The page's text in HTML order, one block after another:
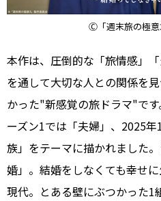
Ⓒ「週末旅の極意
本作は、圧倒的な「旅情感」
を通して大切な人との関係を
かった"新感覚の旅ドラマ"で
ーズン1では「夫婦」、2025
族」をテーマに描かれました
婚」。結婚をしなくても幸せ
現代。とある壁にぶつかった1